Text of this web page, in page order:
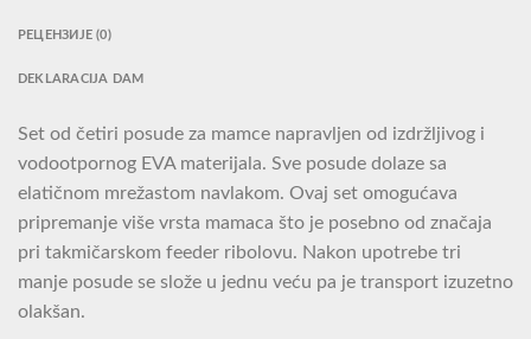
РЕЦЕНЗИЈЕ (0)
DEKLARACIJA DAM
Set od četiri posude za mamce napravljen od izdržljivog i
vodootpornog EVA materijala. Sve posude dolaze sa
elatičnom mrežastom navlakom. Ovaj set omogućava
pripremanje više vrsta mamaca što je posebno od značaja
pri takmičarskom feeder ribolovu. Nakon upotrebe tri
manje posude se slože u jednu veću pa je transport izuzetno
olakšan.